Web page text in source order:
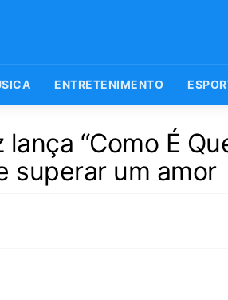
ENTRETENIMENTO
lança “Como É
superar um amor